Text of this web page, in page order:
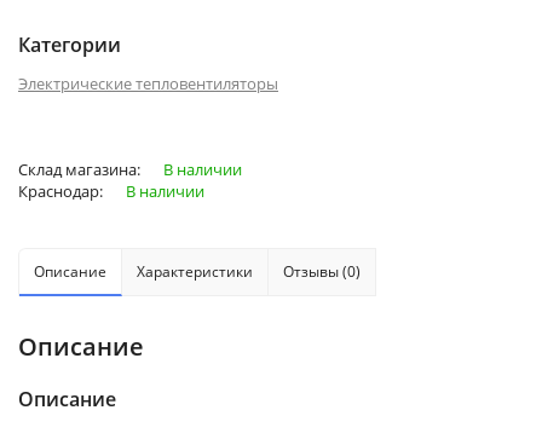
Категории
Электрические тепловентиляторы
Склад магазина:
В наличии
Краснодар:
В наличии
Описание Характеристики Отзывы (0)
Описание
Описание